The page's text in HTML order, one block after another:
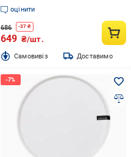
оцінити
686 -37 ₴
649 ₴/шт.
Cамовивіз Доставимо